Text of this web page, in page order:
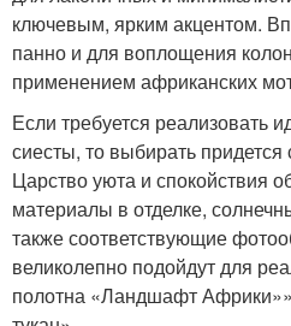
ключевым, ярким акцентом.
панно и для воплощения
применением африканских
Если требуется реализовать
сиесты, то выбирать
Царство уюта и спокойствия
материалы в отделке,
также соответствующие
великолепно подойдут для
полотна «Ландшафт